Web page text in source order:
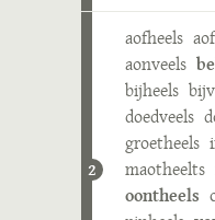
2
aofheels
aonveels
bijheels
doedveels
groetheels
maotheelts
oontheels